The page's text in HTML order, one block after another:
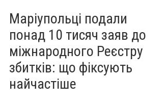
Маріупольці подали
понад 10 тисяч заяв до
міжнародного Реєстру
збитків: що фіксують
найчастіше